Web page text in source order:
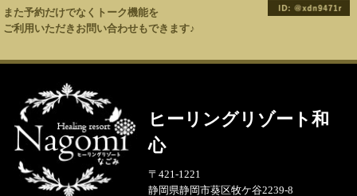
また予約だけでなくトーク機能を
ご利用いただきお問い合わせもできます♪
ヒーリングリゾート和
心
〒421-1221
静岡県静岡市葵区牧ケ谷2239-8